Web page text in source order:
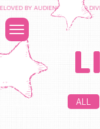
BY AUDIENCES TO
ALL